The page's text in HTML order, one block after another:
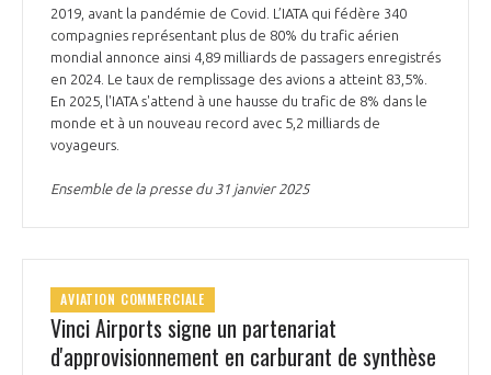
2019, avant la pandémie de Covid. L’IATA qui fédère 340
compagnies représentant plus de 80% du trafic aérien
mondial annonce ainsi 4,89 milliards de passagers enregistrés
en 2024. Le taux de remplissage des avions a atteint 83,5%.
En 2025, l'IATA s'attend à une hausse du trafic de 8% dans le
monde et à un nouveau record avec 5,2 milliards de
voyageurs.
Ensemble de la presse du 31 janvier 2025
AVIATION COMMERCIALE
Vinci Airports signe un partenariat
d'approvisionnement en carburant de synthèse